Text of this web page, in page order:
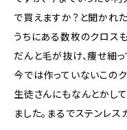
で買えますか？と聞かれ
うちにある数枚のクロス
だんと毛が抜け、痩せ細っ
今では作っていないこの
生徒さんにもなんとかし
ました。まるでステンレス